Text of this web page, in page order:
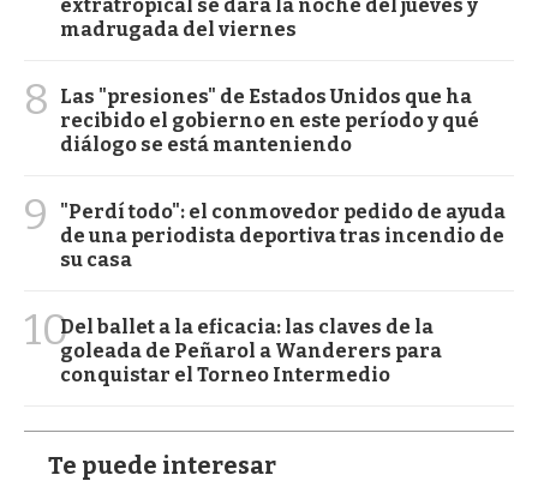
extratropical se dará la noche del jueves y
madrugada del viernes
8
Las "presiones" de Estados Unidos que ha
recibido el gobierno en este período y qué
diálogo se está manteniendo
9
"Perdí todo": el conmovedor pedido de ayuda
de una periodista deportiva tras incendio de
su casa
10Del ballet a la eficacia: las claves de la
goleada de Peñarol a Wanderers para
conquistar el Torneo Intermedio
Te puede interesar